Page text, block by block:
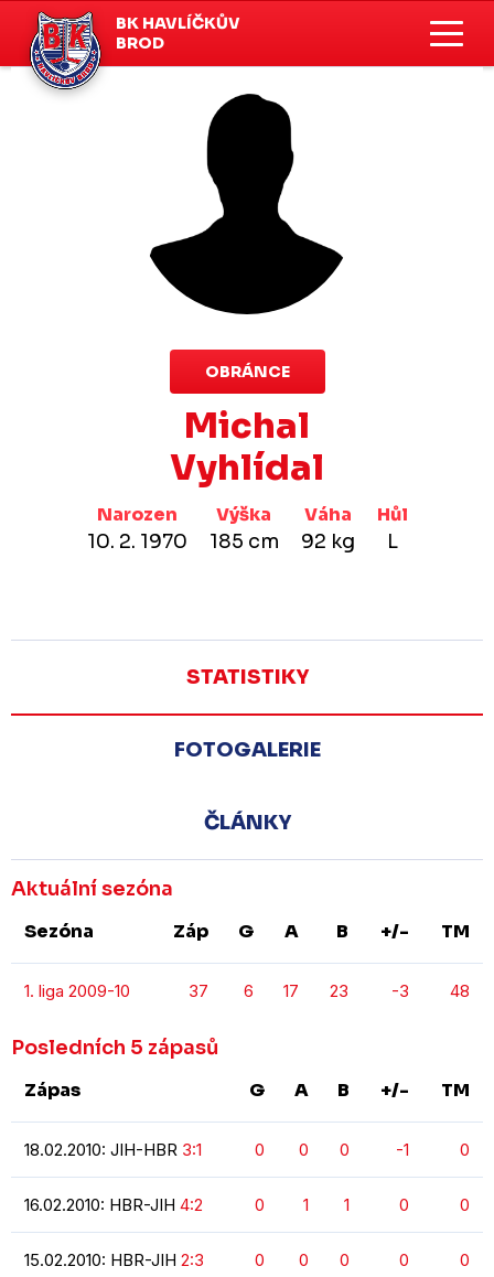
BK HAVLÍČKŮV
BROD
OBRÁNCE
Michal
Vyhlídal
Narozen
10. 2. 1970
Výška
185 cm
Váha
92 kg
Hůl
L
STATISTIKY
FOTOGALERIE
ČLÁNKY
Aktuální sezóna
Sezóna Záp G A B +/- TM
1. liga 2009-10 37 6 17 23 -3 48
Posledních 5 zápasů
Zápas G A B +/- TM
18.02.2010: JIH-HBR 3:1 0 0 0 -1 0
16.02.2010: HBR-JIH 4:2 0 1 1 0 0
15.02.2010: HBR-JIH 2:3 0 0 0 0 0